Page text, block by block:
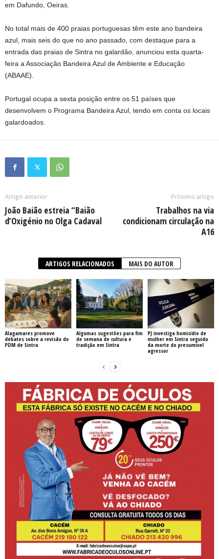
em Dafundo, Oeiras.
No total mais de 400 praias portuguesas têm este ano bandeira
azul, mais seis do que no ano passado, com destaque para a
entrada das praias de Sintra no galardão, anunciou esta quarta-
feira a Associação Bandeira Azul de Ambiente e Educação
(ABAAE).
Portugal ocupa a sexta posição entre os 51 países que
desenvolvem o Programa Bandeira Azul, tendo em conta os locais
galardoados.
Artigo anterior
João Baião estreia “Baião
d’Oxigénio no Olga Cadaval
Próximo artigo
Trabalhos na via
condicionam circulação na
A16
ARTIGOS RELACIONADOS MAIS DO AUTOR
Alagamares promove
debates sobre a revisão do
PDM de Sintra
Algumas sugestões para fim
de semana de cultura e
tradição em Sintra
PJ investiga homicídio de
mulher em Sintra seguido
da morte do presumível
agressor